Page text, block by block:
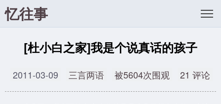
忆往事
[杜小白之家]我是个说真话的孩子
2011-03-09 三言两语 被5604次围观 21 评论